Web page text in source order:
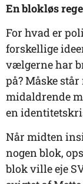
En blokløs
For hvad er
forskellige
vælgerne har
på? Måske
midaldrende
en
Når midten
nogen blok,
blok ville eje